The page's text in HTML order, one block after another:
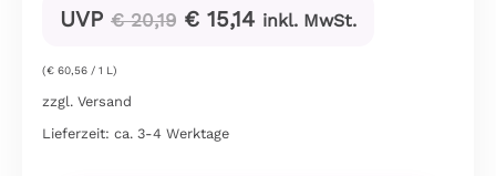
UVP €20,19 Ursprünglicher
€ 15,14Aktueller
inkl. MwSt.
(€ 60,56 / 1 L)
zzgl. Versand
Lieferzeit: ca. 3-4 Werktage